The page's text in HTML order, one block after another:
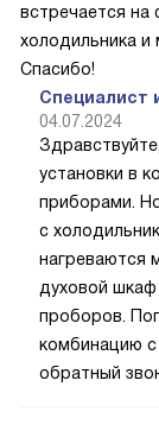
встречается на
холодильника
Спасибо!
Специалист
04.07.2024
установки в
приборами.
с
нагреваются
духовой
проборов.
комбинацию
обратный